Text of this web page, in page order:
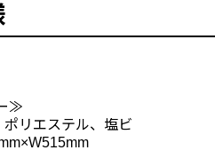
≫
リエステル、塩ビ